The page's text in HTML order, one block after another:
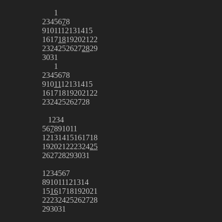
1
2345678
9101112131415
161718192021 22
23242526272829
3031
1
2345678
9101112131415
161718192021 22
232425262728
1 234
567891011
12131415161718
192021 22232425
262728293031
1 234567
891011121314
15161718192021
22232425262728
293031